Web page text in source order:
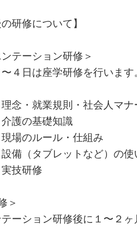
の研修について】
テーション研修＞
４日は座学研修を行います。
理念・就業規則・社会人マナ
護の基礎知識
場のルール・仕組み
備（タブレットなど）の使
研修
＞
ーション研修後に１〜２ヶ